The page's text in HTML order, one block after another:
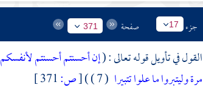
جزء 17 صفحة 371
القول في تأويل قوله تعالى : (إن أحسنتم أحسنتم
مرة وليتبروا ما علوا تتبيرا ( 7 ) )
[ص: